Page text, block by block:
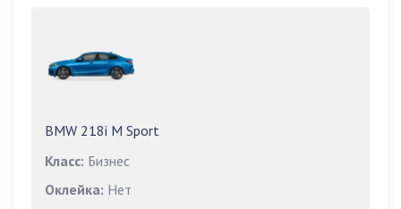
BMW 218i M Sport
Класс: Бизнес
Оклейка: Нет